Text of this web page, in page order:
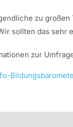
zu
sollten das sehr
zur